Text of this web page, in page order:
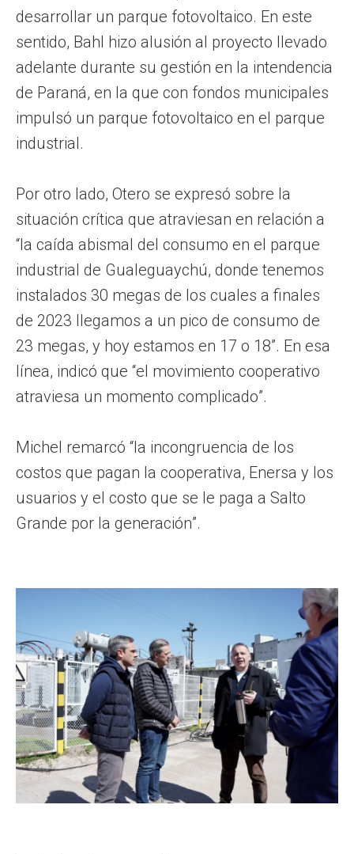
desarrollar un parque fotovoltaico. En este
sentido, Bahl hizo alusión al proyecto llevado
adelante durante su gestión en la intendencia
de Paraná, en la que con fondos municipales
impulsó un parque fotovoltaico en el parque
industrial.
Por otro lado, Otero se expresó sobre la
situación crítica que atraviesan en relación a
“la caída abismal del consumo en el parque
industrial de Gualeguaychú, donde tenemos
instalados 30 megas de los cuales a finales
de 2023 llegamos a un pico de consumo de
23 megas, y hoy estamos en 17 o 18”. En esa
línea, indicó que “el movimiento cooperativo
atraviesa un momento complicado”.
Michel remarcó “la incongruencia de los
costos que pagan la cooperativa, Enersa y los
usuarios y el costo que se le paga a Salto
Grande por la generación”.